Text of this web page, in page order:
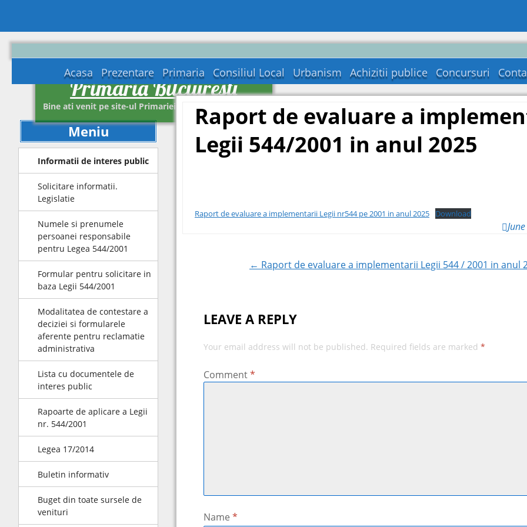
Primaria Bilciuresti
Bine ati venit pe site-ul Primariei Bilciuresti Dambovita
Acasa Prezentare Primaria Consiliul Local Urbanism Achizitii publice Concursuri
Meniu
Informatii de interes public
Solicitare informatii.
Legislatie
Numele si prenumele
persoanei responsabile
pentru Legea 544/2001
Formular pentru solicitare in
baza Legii 544/2001
Modalitatea de contestare a
deciziei si formularele
aferente pentru reclamatie
administrativa
Lista cu documentele de
interes public
Rapoarte de aplicare a Legii
nr. 544/2001
Legea 17/2014
Buletin informativ
Buget din toate sursele de
venituri
Raport de evaluare a
Legii 544/2001 in anul 2025
Raport de evaluare a implementarii Legii nr544 pe 2001 in anul 2025 Download
← Raport de evaluare a implementarii Legii 544 / 2001 in anul
LEAVE A REPLY
Your email address will not be published. Required fields are marked*
Comment*
Name*